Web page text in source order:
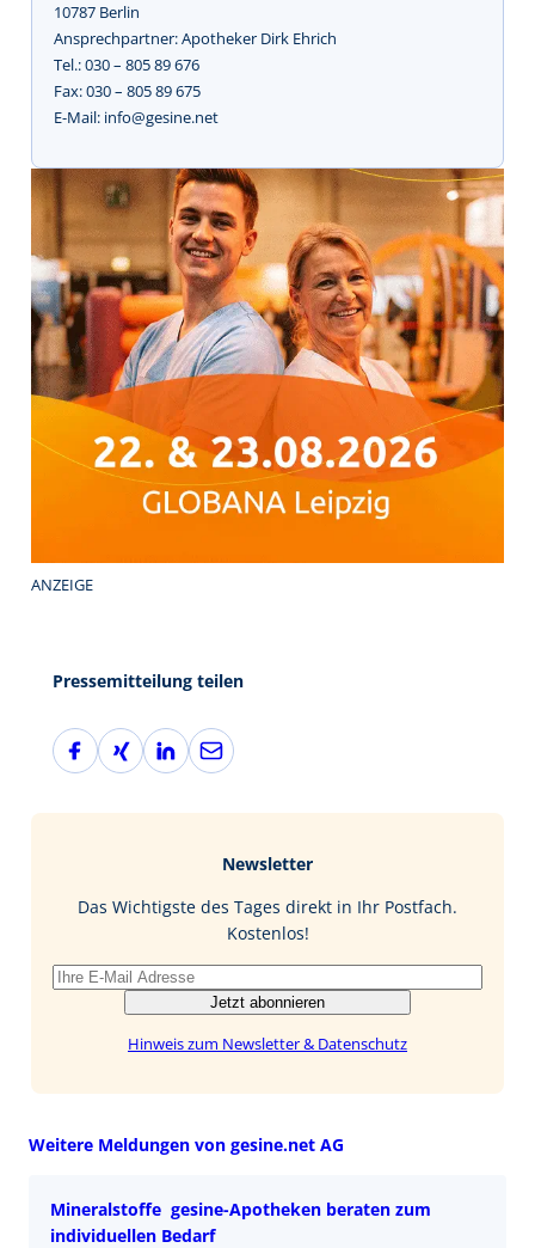
10787 Berlin
Ansprechpartner: Apotheker Dirk Ehrich
Tel.: 030 – 805 89 676
Fax: 030 – 805 89 675
E-Mail: info@gesine.net
ANZEIGE
Pressemitteilung teilen
F
a
X
i
L
i
I
E
-
Newsletter
Das Wichtigste des Tages direkt in Ihr Postfach.
Kostenlos!
Jetzt abonnieren
Hinweis zum Newsletter & Datenschutz
Weitere Meldungen von gesine.net AG
Mineralstoffe  gesine-Apotheken beraten zum
individuellen Bedarf